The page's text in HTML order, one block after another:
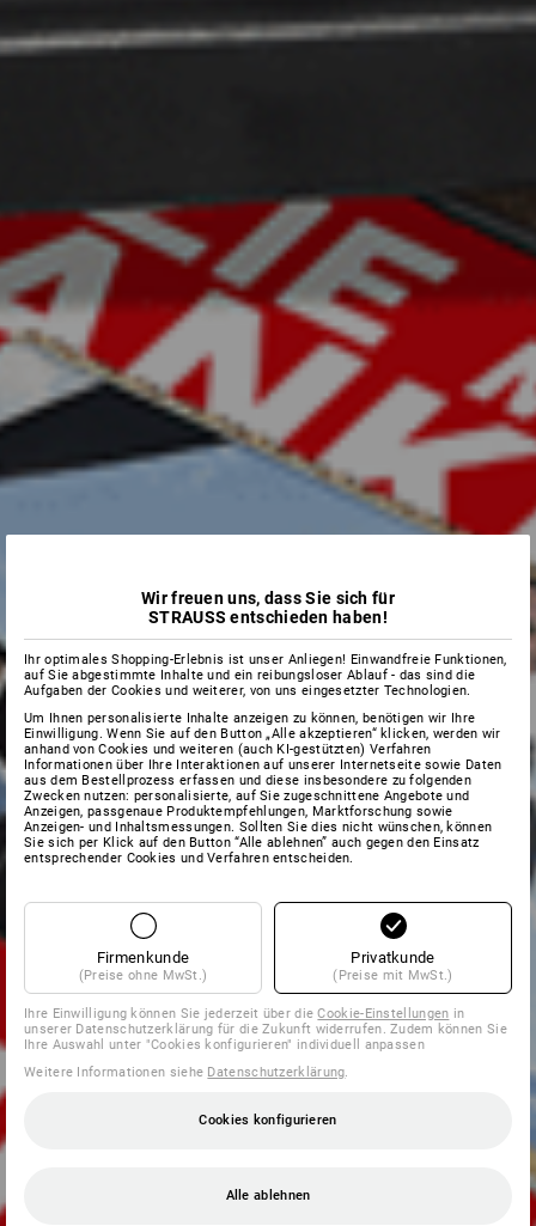
Wir freuen uns, dass Sie sich für
STRAUSS entschieden haben!
Ihr optimales Shopping-Erlebnis ist unser Anliegen! Einwandfreie Funktionen,
auf Sie abgestimmte Inhalte und ein reibungsloser Ablauf - das sind die
Aufgaben der Cookies und weiterer, von uns eingesetzter Technologien.
Um Ihnen personalisierte Inhalte anzeigen zu können, benötigen wir Ihre
Einwilligung. Wenn Sie auf den Button „Alle akzeptieren“ klicken, werden wir
anhand von Cookies und weiteren (auch KI-gestützten) Verfahren
Informationen über Ihre Interaktionen auf unserer Internetseite sowie Daten
aus dem Bestellprozess erfassen und diese insbesondere zu folgenden
Zwecken nutzen: personalisierte, auf Sie zugeschnittene Angebote und
Anzeigen, passgenaue Produktempfehlungen, Marktforschung sowie
Anzeigen- und Inhaltsmessungen. Sollten Sie dies nicht wünschen, können
Sie sich per Klick auf den Button “Alle ablehnen” auch gegen den Einsatz
entsprechender Cookies und Verfahren entscheiden.
Firmenkunde
(Preise ohne MwSt.)
Privatkunde
(Preise mit MwSt.)
Ihre Einwilligung können Sie jederzeit über dieCookie-Einstellungen in
unserer Datenschutzerklärung für die Zukunft widerrufen. Zudem können Sie
Ihre Auswahl unter "Cookies konfigurieren" individuell anpassen
Weitere Informationen siehe Datenschutzerklärung.
Cookies konfigurieren
Alle ablehnen